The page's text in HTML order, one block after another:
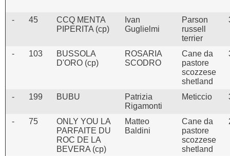
- 45
CCQ MENTA
PIPERITA (cp)
Ivan
Guglielmi
Parson
russell
terrier
- 103
BUSSOLA
D'ORO (cp)
ROSARIA
SCODRO
Cane da
pastore
scozzese
shetland
- 199 BUBU
Patrizia
Rigamonti
Meticcio
- 75
ONLY YOU LA
PARFAITE DU
ROC DE LA
BEVERA (cp)
Matteo
Baldini
Cane da
pastore
scozzese
shetland